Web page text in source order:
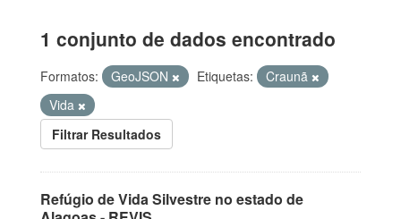
1 conjunto de dados encontrado
Formatos: GeoJSON Etiquetas:
Craunã
Vida
Filtrar Resultados
Refúgio de Vida Silvestre no estado de